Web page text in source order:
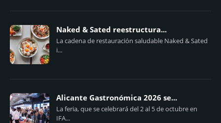
Naked & Sated reestructura...
La cadena de restauración saludable Naked & Sated
i...
Alicante Gastronómica 2026 se...
La feria, que se celebrará del 2 al 5 de octubre en
IFA...